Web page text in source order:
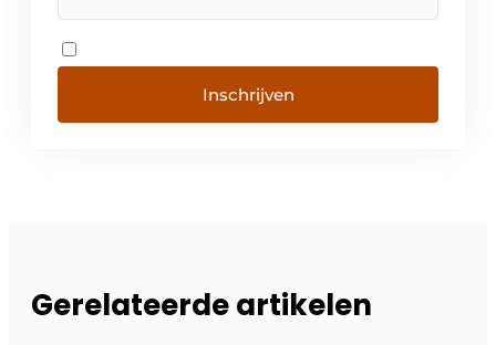
Inschrijven
Gerelateerde artikelen